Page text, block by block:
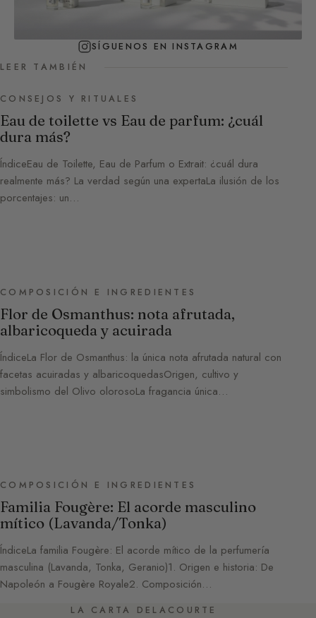
SÍGUENOS EN INSTAGRAM
LEER TAMBIÉN
CONSEJOS Y RITUALES
Eau de toilette vs Eau de parfum: ¿cuál
dura más?
ÍndiceEau de Toilette, Eau de Parfum o Extrait: ¿cuál dura
realmente más? La verdad según una expertaLa ilusión de los
porcentajes: un…
COMPOSICIÓN E INGREDIENTES
Flor de Osmanthus: nota afrutada,
albaricoqueda y acuirada
ÍndiceLa Flor de Osmanthus: la única nota afrutada natural con
facetas acuiradas y albaricoquedasOrigen, cultivo y
simbolismo del Olivo olorosoLa fragancia única…
COMPOSICIÓN E INGREDIENTES
Familia Fougère: El acorde masculino
mítico (Lavanda/Tonka)
ÍndiceLa familia Fougère: El acorde mítico de la perfumería
masculina (Lavanda, Tonka, Geranio)1. Origen e historia: De
Napoleón a Fougère Royale2. Composición…
LA CARTA DELACOURTE